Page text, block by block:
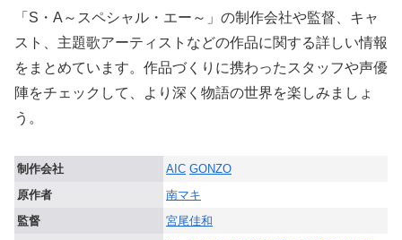
「S・A～スペシャル・エー～」の制作会社や監督、キャ
スト、主題歌アーティストなどの作品に関する詳しい情報
をまとめています。作品づくりに携わったスタッフや声優
陣をチェックして、より深く物語の世界を楽しみましょ
う。
制作会社 AIC GONZO
原作者
南マキ
監督
宮尾佳和